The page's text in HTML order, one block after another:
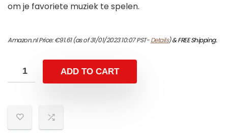
om je favoriete muziek te spelen.
Amazon.nl Price:€91.61(as of 31/01/2023 10:07 PST-Details)&FREE Shipping.
ADD TO CART